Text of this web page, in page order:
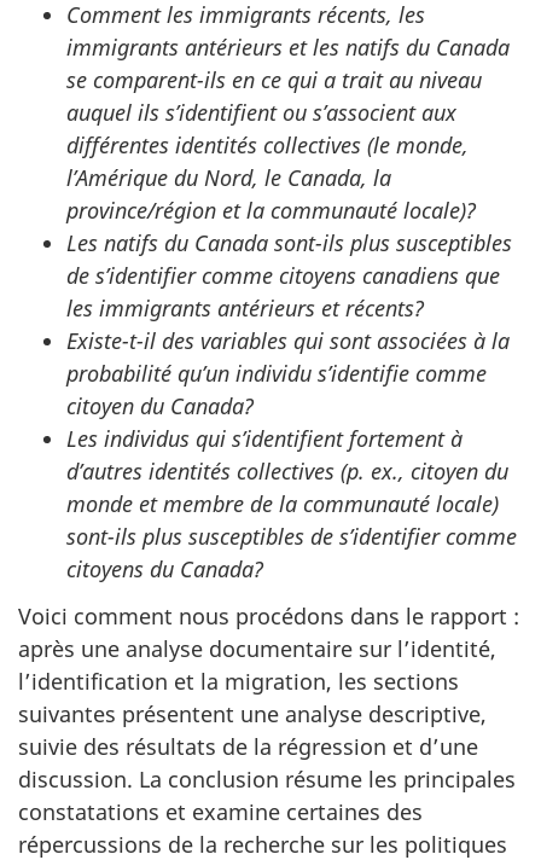
Comment les immigrants récents, les
immigrants antérieurs et les natifs du Canada
se comparent-ils en ce qui a trait au niveau
auquel ils s’identifient ou s’associent aux
différentes identités collectives (le monde,
l’Amérique du Nord, le Canada, la
province/région et la communauté locale)?
Les natifs du Canada sont-ils plus susceptibles
de s’identifier comme citoyens canadiens que
les immigrants antérieurs et récents?
Existe-t-il des variables qui sont associées à la
probabilité qu’un individu s’identifie comme
citoyen du Canada?
Les individus qui s’identifient fortement à
d’autres identités collectives (p. ex., citoyen du
monde et membre de la communauté locale)
sont-ils plus susceptibles de s’identifier comme
citoyens du Canada?
Voici comment nous procédons dans le rapport :
après une analyse documentaire sur l’identité,
l’identification et la migration, les sections
suivantes présentent une analyse descriptive,
suivie des résultats de la régression et d’une
discussion. La conclusion résume les principales
constatations et examine certaines des
répercussions de la recherche sur les politiques